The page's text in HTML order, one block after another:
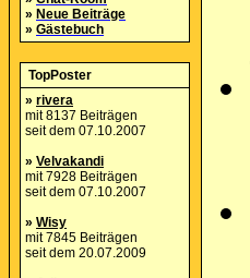
» Neue Beiträge
» Gästebuch
TopPoster
» rivera
mit 8137 Beiträgen
seit dem 07.10.2007
» Velvakandi
mit 7928 Beiträgen
seit dem 07.10.2007
» Wisy
mit 7845 Beiträgen
seit dem 20.07.2009